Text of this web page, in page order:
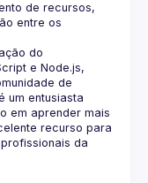
de recursos,
entre os
do
e Node.js,
de
um entusiasta
em aprender mais
recurso para
da